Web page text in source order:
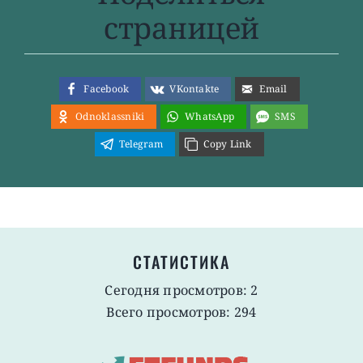
страницей
Facebook VKontakte
Email
Odnoklassniki
WhatsApp
SMS
Telegram
Copy Link
СТАТИСТИКА
Сегодня просмотров: 2
Всего просмотров: 294